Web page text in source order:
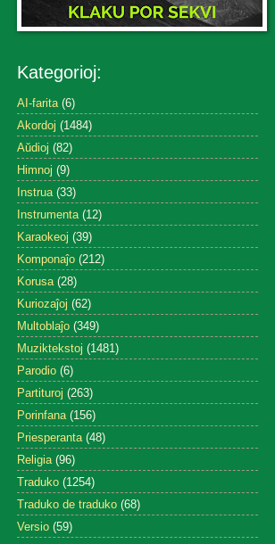
Kategorioj:
AI-farita (6)
Akordoj (1484)
Aŭdioj (82)
Himnoj (9)
Instrua (33)
Instrumenta (12)
Karaokeoj (39)
Komponaĵo (212)
Korusa (28)
Kuriozaĵoj (62)
Multoblaĵo (349)
Muziktekstoj (1481)
Parodio (6)
Partituroj (263)
Porinfana (156)
Priesperanta (48)
Religia (96)
Traduko (1254)
Traduko de traduko (68)
Versio (59)